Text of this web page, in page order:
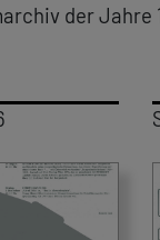
der